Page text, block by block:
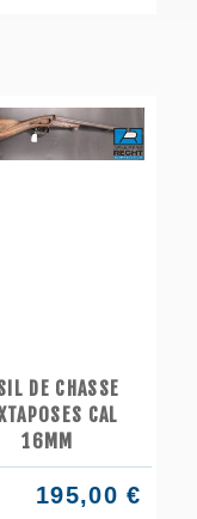
DE CHASSE
CAL
16MM
195,00 €